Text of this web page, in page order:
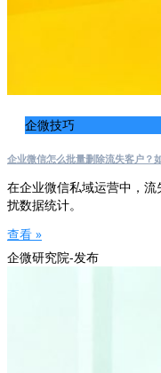
企微技巧
企业微信怎么批量删除流失客户？
在企业微信私域运营中，
扰数据统计。
查看 »
企微研究院-发布